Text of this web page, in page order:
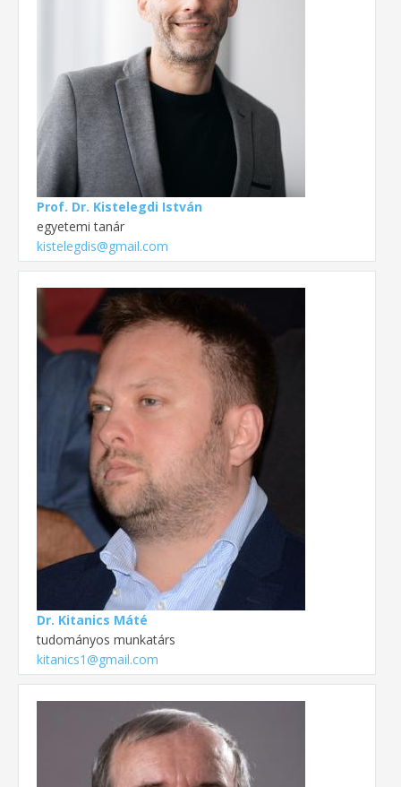
Prof. Dr. Kistelegdi István
egyetemi tanár
kistelegdis@gmail.com
Dr. Kitanics Máté
tudományos munkatárs
kitanics1@gmail.com